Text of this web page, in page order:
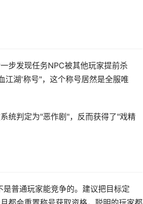
步发现任务NPC被其他玩家提前杀
江湖'称号"，这个称号居然是全服唯
统判定为"恶作剧"，反而获得了"戏精
普通玩家能竞争的。建议把目标定